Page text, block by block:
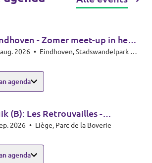
- Zomer meet-up in het
- Summer meet-up
2026 •
agenda
(B): Les Retrouvailles -
2026 • Liège, Parc de la Boverie
agenda